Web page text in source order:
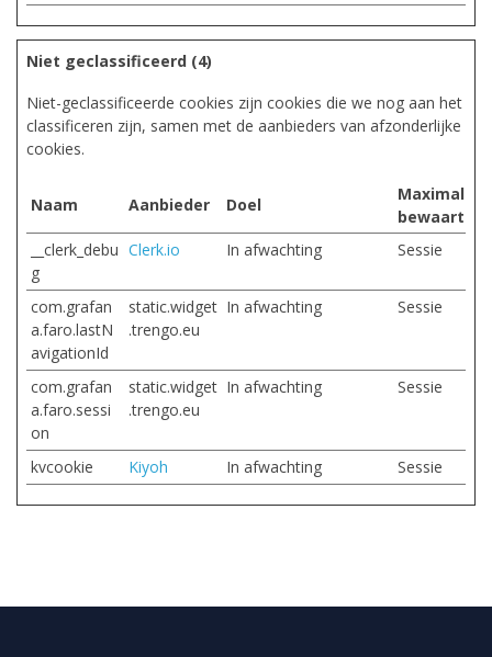
Niet geclassificeerd (4)
Niet-geclassificeerde cookies zijn cookies die we nog aan het
classificeren zijn, samen met de aanbieders van afzonderlijke
cookies.
Naam Aanbieder Doel
Maximale
__clerk_debu
g
Clerk.io In afwachting Sessie
com.grafan
a.faro.lastN
avigationId
static.widget
.trengo.eu
In afwachting Sessie
com.grafan
a.faro.sessi
on
static.widget
.trengo.eu
In afwachting Sessie
kvcookie Kiyoh In afwachting Sessie